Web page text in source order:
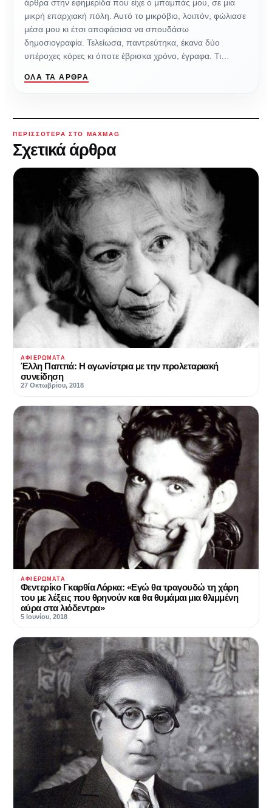
άρθρα στην εφημερίδα που είχε ο μπαμπάς μου, σε μια
μικρή επαρχιακή πόλη. Αυτό το μικρόβιο, λοιπόν, φώλιασε
μέσα μου κι έτσι αποφάσισα να σπουδάσω
δημοσιογραφία. Τελείωσα, παντρεύτηκα, έκανα δύο
υπέροχες κόρες κι όποτε έβρισκα χρόνο, έγραφα. Τι…
ΌΛΑ ΤΑ ΆΡΘΡΑ
ΠΕΡΙΣΣΌΤΕΡΑ ΣΤΟ MAXMAG
Σχετικά άρθρα
ΑΦΙΕΡΏΜΑΤΑ
Έλλη Παππά: Η αγωνίστρια με την προλεταριακή
συνείδηση
27 Οκτωβρίου, 2018
ΑΦΙΕΡΏΜΑΤΑ
Φεντερίκο Γκαρθία Λόρκα: «Εγώ θα τραγουδώ τη χάρη
του με λέξεις που θρηνούν και θα θυμάμαι μια θλιμμένη
αύρα στα λιόδεντρα»
5 Ιουνίου, 2018